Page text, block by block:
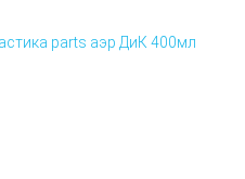
parts аэр ДиК 400мл